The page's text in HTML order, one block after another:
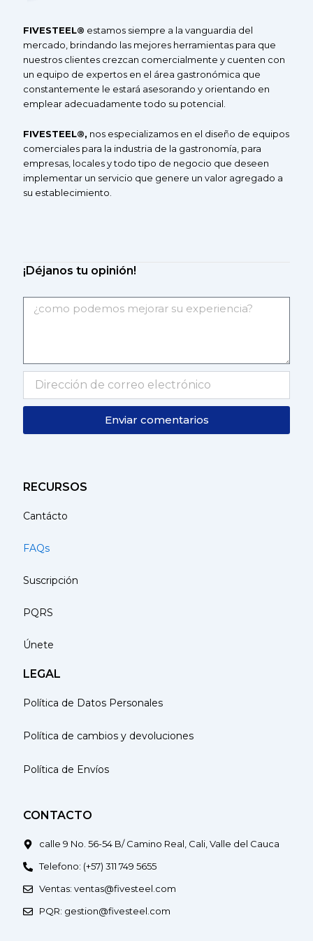
FIVESTEEL® estamos siempre a la vanguardia del
mercado, brindando las mejores herramientas para que
nuestros clientes crezcan comercialmente y cuenten con
un equipo de expertos en el área gastronómica que
constantemente le estará asesorando y orientando en
emplear adecuadamente todo su potencial.
FIVESTEEL®, nos especializamos en el diseño de equipos
comerciales para la industria de la gastronomía, para
empresas, locales y todo tipo de negocio que deseen
implementar un servicio que genere un valor agregado a
su establecimiento.
¡Déjanos tu opinión!
Enviar comentarios
RECURSOS
Cantácto
FAQs
Suscripción
PQRS
Únete
LEGAL
Política de Datos Personales
Política de cambios y devoluciones
Política de Envíos
CONTACTO
calle 9 No. 56-54 B/ Camino Real, Cali, Valle del Cauca
Telefono: (+57) 311 749 5655
Ventas: ventas@fivesteel.com
PQR: gestion@fivesteel.com